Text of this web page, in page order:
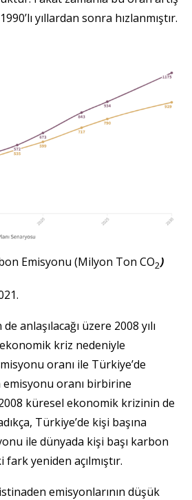
yıllardan sonra hızlanmıştır.
Emisyonu (Milyon Ton CO2)
anlaşılacağı üzere 2008 yılı
kriz nedeniyle
oranı ile Türkiye’de
oranı birbirine
küresel ekonomik krizinin de
Türkiye’de kişi başına
ile dünyada kişi başı karbon
yeniden açılmıştır.
emisyonlarının düşük